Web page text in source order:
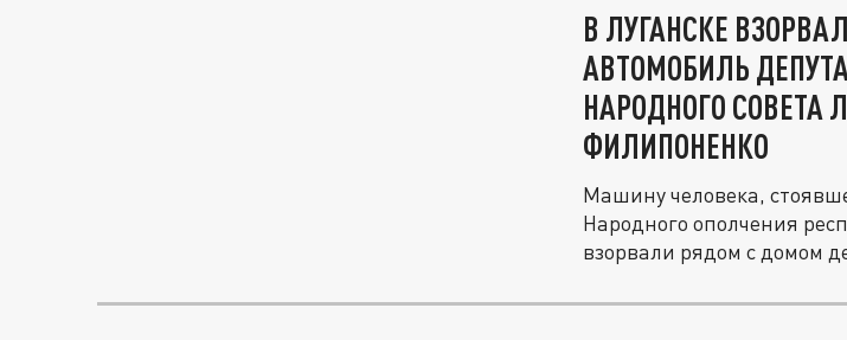
В ЛУГАНСКЕ
АВТОМОБИЛЬ
НАРОДНОГО СОВЕТА
ФИЛИПОНЕНКО
Машину человека,
Народного ополчения
взорвали рядом с домом